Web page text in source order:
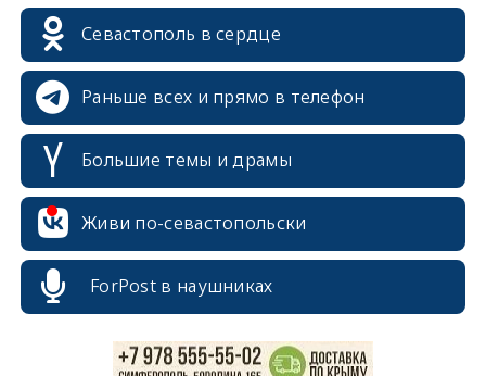
Севастополь в сердце
Раньше всех и прямо в телефон
Большие темы и драмы
Живи по-севастопольски
ForPost в наушниках
erid: 2SDnjcrDNw6
erid: 2SDnjdPjgYS